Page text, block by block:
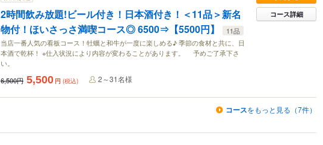
2時間飲み放題!ビール付き！日本酒付き！＜11品＞新名
物付！ほいさっさ満喫コース◎ 6500⇒【5500円】
11品
当店一番人気の看板コース！牡蠣と和牛が一度に楽しめる♪ 季節の食材と共に、日
本酒で乾杯！ ※仕入状況により内容が変わることがあります。 予めご了承下さ
い。
コース詳細
6,500円 5,500 円 (税込) 2～31名様
コースをもっと見る（7件）